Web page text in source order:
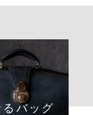
バッグ